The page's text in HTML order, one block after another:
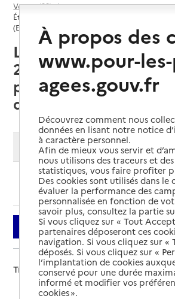
Vosges (88)
Établissement d'hébergement pour personnes
(EHPAD)
Liffol-le-Grand (88350)
2 établissements
pour personnes âgées
dépendantes (EHPAD)
Modifier ma recherche
Ajouter cette
Filtrer
Trier par :
À propos des
www.pour-
agees.gouv.fr
Découvrez comment nous
données en lisant notre notice
à caractère personnel.
Afin de mieux vous servir et
nous utilisons des traceurs et
statistiques, vous faire profiter
Des cookies sont utilisés dans
évaluer la performance des
personnalisée en fonction de
savoir plus, consultez la partie
Si vous cliquez sur « Tout
partenaires déposeront ces
navigation. Si vous cliquez sur «
déposés. Si vous cliquez sur «
l’implantation de cookies
conservé pour une durée
informé et modifier vos
cookies ».